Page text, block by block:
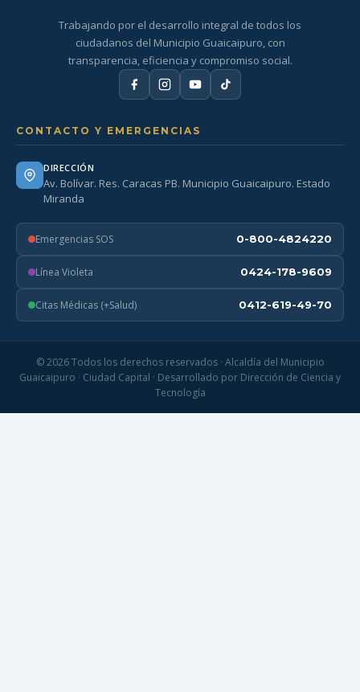
Trabajando por el desarrollo integral de todos los
ciudadanos del Municipio Guaicaipuro, con
transparencia, eficiencia y compromiso social.
CONTACTO Y EMERGENCIAS
DIRECCIÓN
Av. Bolívar. Res. Caracas PB. Municipio Guaicaipuro. Estado
Miranda
Emergencias SOS 0-800-4824220
Línea Violeta 0424-178-9609
Citas Médicas (+Salud) 0412-619-49-70
© 2026 Todos los derechos reservados · Alcaldía del Municipio
Guaicaipuro · Ciudad Capital · Desarrollado por Dirección de Ciencia y
Tecnología